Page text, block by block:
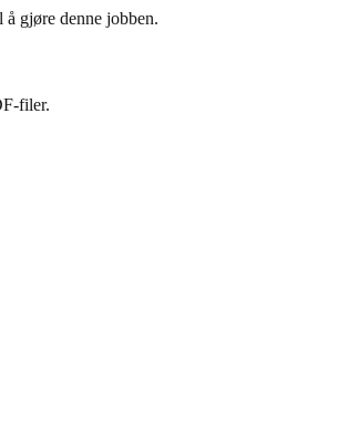
gjøre denne jobben.
filer.